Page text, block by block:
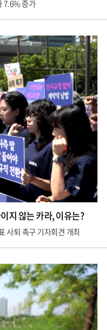
7.6% 증가
지 않는 카라, 이유는?
사퇴 촉구 기자회견 개최